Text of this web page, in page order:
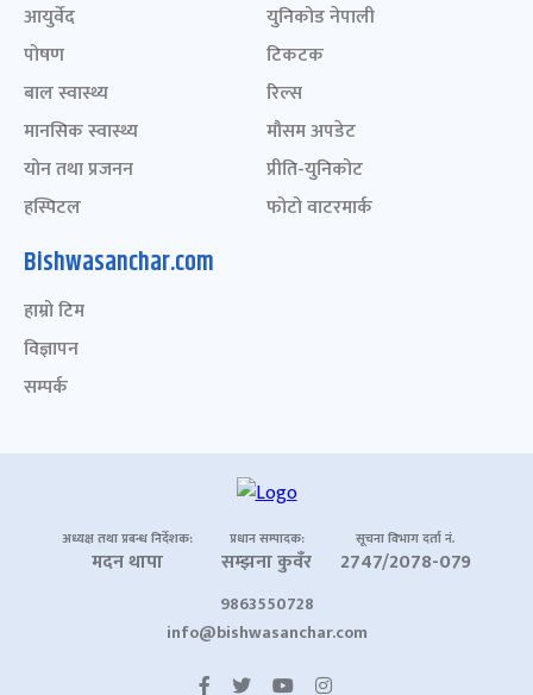
आयुर्वेद
पोषण
बाल स्वास्थ्य
मानसिक स्वास्थ्य
योन तथा प्रजनन
हस्पिटल
युनिकोड नेपाली
टिकटक
रिल्स
मौसम अपडेट
प्रीति-युनिकोट
फोटो वाटरमार्क
Bishwasanchar.com
हाम्रो टिम
विज्ञापन
सम्पर्क
अध्यक्ष तथा प्रबन्ध निर्देशक:
मदन थापा
प्रधान सम्पादक:
सम्झना कुवँर
सूचना विभाग दर्ता नं.
2747/2078-079
9863550728
info@bishwasanchar.com